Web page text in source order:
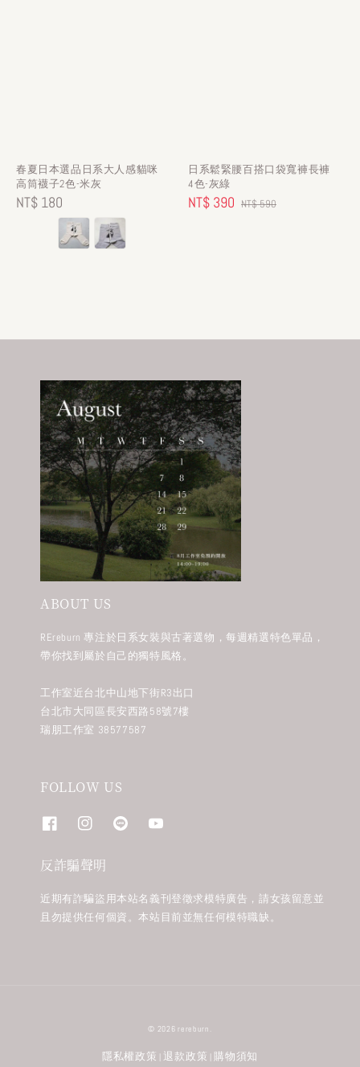
春夏日本選品日系大人感貓咪
高筒襪子2色-米灰
Regular
NT$ 180
日系鬆緊腰百搭口袋寬褲長褲
4色-灰綠
Sale
NT$ 390 Regular
NT$ 590
ABOUT US
REreburn 專注於日系女裝與古著選物，每週精選特色單品，
帶你找到屬於自己的獨特風格。
工作室近台北中山地下街R3出口
台北市大同區長安西路58號7樓
瑞朋工作室 38577587
FOLLOW US
反詐騙聲明
近期有詐騙盜用本站名義刊登徵求模特廣告，請女孩留意並
且勿提供任何個資。本站目前並無任何模特職缺。
© 2026 rereburn.
隱私權政策 退款政策 購物須知